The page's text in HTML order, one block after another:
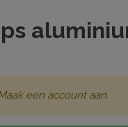
een account aan.